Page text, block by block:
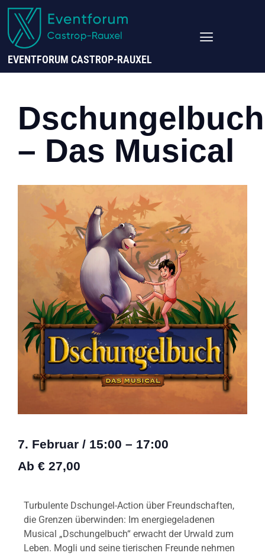
EVENTFORUM CASTROP-RAUXEL
Dschungelbuch
– Das Musical
7. Februar / 15:00 – 17:00
Ab € 27,00
Turbulente Dschungel-Action über Freundschaften,
die Grenzen überwinden: Im energiegeladenen
Musical „Dschungelbuch“ erwacht der Urwald zum
Leben. Mogli und seine tierischen Freunde nehmen